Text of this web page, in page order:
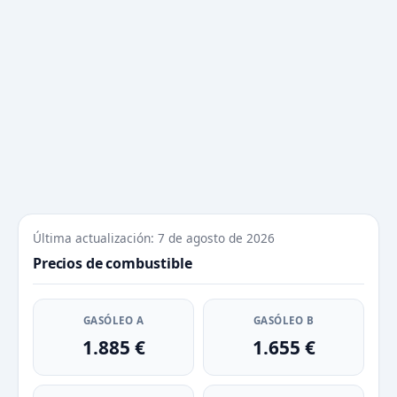
Última actualización: 7 de agosto de 2026
Precios de combustible
GASÓLEO A
1.885 €
GASÓLEO B
1.655 €